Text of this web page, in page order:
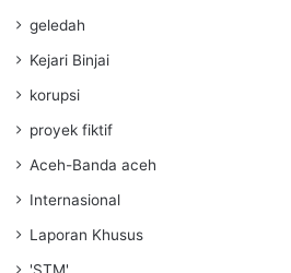
geledah
Kejari Binjai
korupsi
proyek fiktif
Aceh-Banda aceh
Internasional
Laporan Khusus